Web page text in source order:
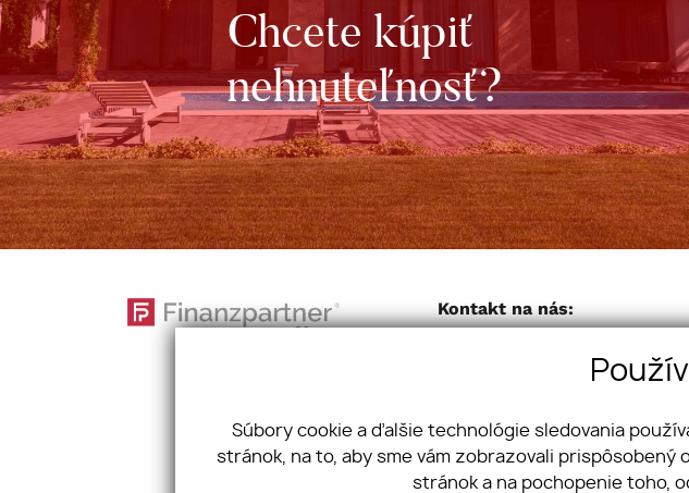
Chcete kúpiť
nehnuteľnosť?
Kontakt na nás:
Tel:+421 37 653 31 31| Email:
Súbory cookie a ďalšie technológie sledovania
stránok, na to, aby sme vám zobrazovali prispôsobený
stránok a na pochopenie toho,